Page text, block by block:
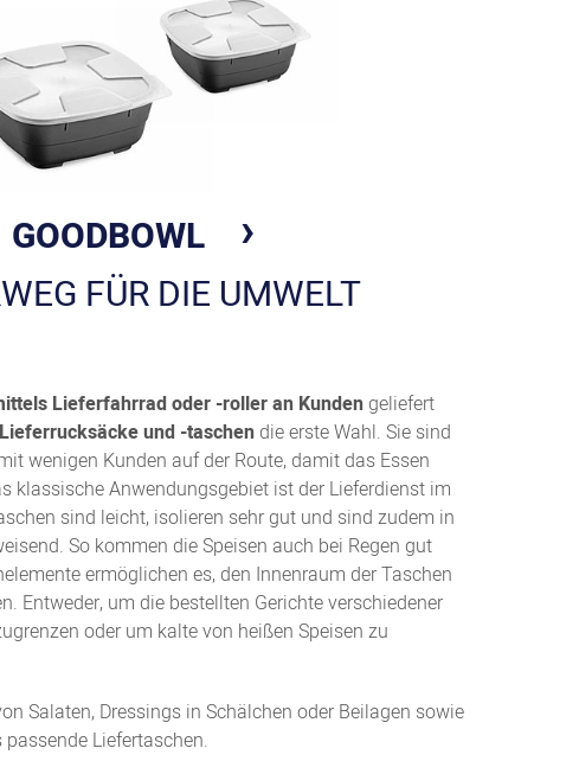
GOODBOWL
FÜR DIE UMWELT
Lieferfahrrad oder -roller an Kunden geliefert
Lieferrucksäcke und -taschen die erste Wahl. Sie sind
wenigen Kunden auf der Route, damit das Essen
klassische Anwendungsgebiet ist der Lieferdienst im
sind leicht, isolieren sehr gut und sind zudem in
So kommen die Speisen auch bei Regen gut
ermöglichen es, den Innenraum der Taschen
Entweder, um die bestellten Gerichte verschiedener
oder um kalte von heißen Speisen zu
Salaten, Dressings in Schälchen oder Beilagen sowie
Liefertaschen.